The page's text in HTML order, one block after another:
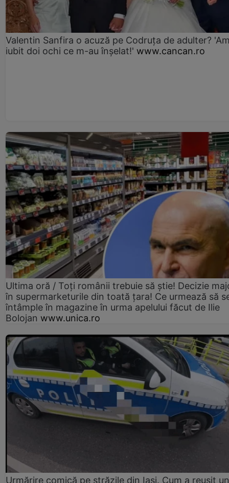
Valentin Sanfira o acuză pe Codruța de adulter?
iubit doi ochi ce m-au înșelat!' www.cancan.ro
Ultima oră / Toți românii trebuie să știe! Decizie
în supermarketurile din toată țara! Ce urmează să
întâmple în magazine în urma apelului făcut de Ilie
Bolojan www.unica.ro
Urmărire comică pe străzile din Iași. Cum a reușit un